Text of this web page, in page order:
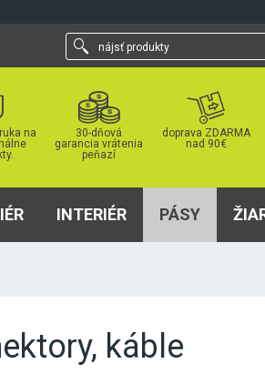
nájsť
produkty
na
30-dňová
garancia vrátenia
peňazí
doprava ZDARMA
nad 90€
INTERIÉR PÁSY
káble